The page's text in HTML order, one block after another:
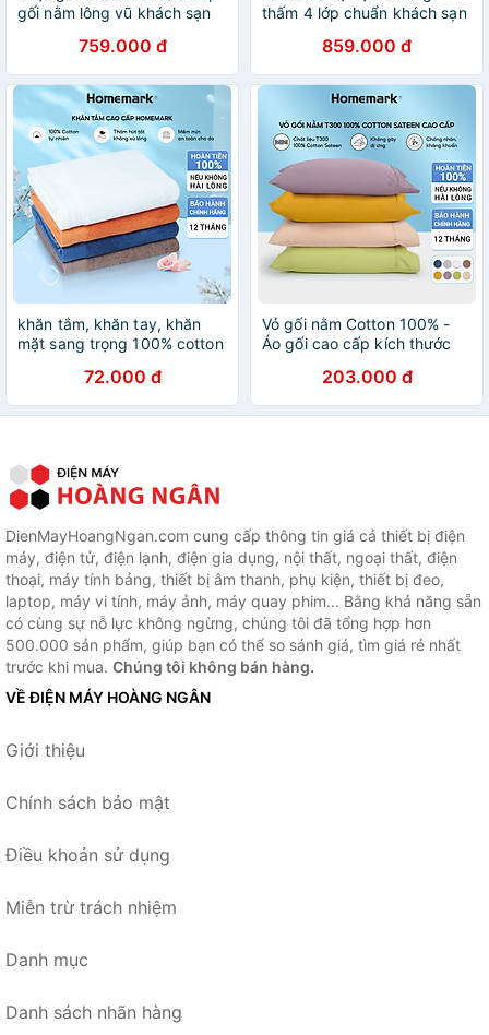
gối nằm lông vũ khách sạn
759.000 đ
thấm 4 lớp chuẩn khách sạn
859.000 đ
khăn tắm, khăn tay, khăn
mặt sang trọng 100% cotton
mềm mại và khả năng thấm
hút cao, nhanh khô
72.000 đ
Vỏ gối nằm Cotton 100% -
Áo gối cao cấp kích thước
kế sang trọng Homemark
203.000 đ
DienMayHoangNgan.com cung cấp thông tin giá cả thiết bị điện
máy, điện tử, điện lạnh, điện gia dụng, nội thất, ngoại thất, điện
thoại, máy tính bảng, thiết bị âm thanh, phụ kiện, thiết bị đeo,
laptop, máy vi tính, máy ảnh, máy quay phim... Bằng khả năng sẵn
có cùng sự nỗ lực không ngừng, chúng tôi đã tổng hợp hơn
500.000 sản phẩm, giúp bạn có thể so sánh giá, tìm giá rẻ nhất
trước khi mua. Chúng tôi không bán hàng.
VỀ ĐIỆN MÁY HOÀNG NGÂN
Giới thiệu
Chính sách bảo mật
Điều khoản sử dụng
Miễn trừ trách nhiệm
Danh mục
Danh sách nhãn hàng